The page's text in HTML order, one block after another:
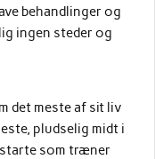
behandlinger og
ingen steder og
det meste af sit liv
pludselig midt i
starte som træner